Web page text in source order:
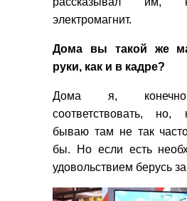
электромагнит.
Дома вы такой же
руки, как и в кадре?
Дома я,
соответствовать,
бываю там не так
бы. Но если есть
удовольствием берусь за